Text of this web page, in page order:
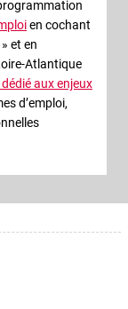
en cochant
et en
Atlantique
aux enjeux
d’emploi,